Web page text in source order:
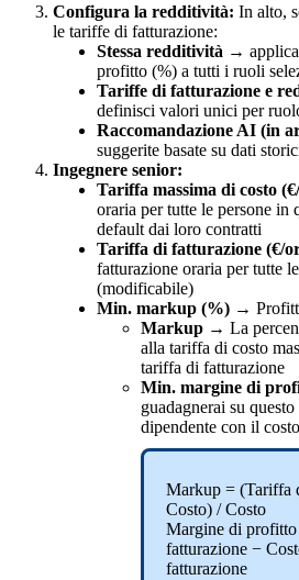
Configura la redditività: In alto,
le tariffe di fatturazione:
Stessa redditività → applica
profitto (%) a tutti i ruoli
Tariffe di fatturazione e
definisci valori unici per
Raccomandazione AI (in
suggerite basate su dati
Ingegnere senior:
Tariffa massima di costo (€/
oraria per tutte le persone in
default dai loro contratti
Tariffa di fatturazione (€/
fatturazione oraria per tutte le
(modificabile)
Min. markup (%) →
Markup → La
alla tariffa di costo
tariffa di fatturazione
Min. margine di
guadagnerai su questo
dipendente con il costo
Markup = (Tariffa
Costo) / Costo
Margine di profitto
fatturazione −
fatturazione